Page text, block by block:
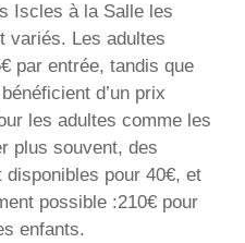
Iscles à la Salle les
variés. Les adultes
par entrée, tandis que
d’un prix
les adultes comme les
plus souvent, des
disponibles pour 40€, et
possible :210€ pour
enfants.